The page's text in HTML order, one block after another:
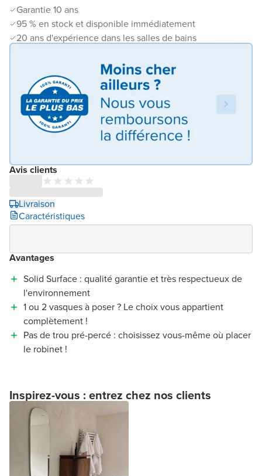
Garantie 10 ans
95 % en stock et disponible immédiatement
20 ans d'expérience dans les salles de bains
Avis clients
Livraison
Caractéristiques
Avantages
Solid Surface : qualité garantie et très respectueux de
l'environnement
1 ou 2 vasques à poser ? Le choix vous appartient
complètement !
Pas de trou pré-percé : choisissez vous-même où placer
le robinet !
Inspirez-vous : entrez chez nos clients